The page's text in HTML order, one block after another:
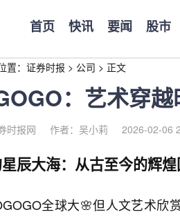
首页 快讯 要闻 股市
： 证券时报 > 公司 > 正文
：艺术穿
时报网 作者：吴小莉 2026-02-06
辰大海：从古至今的辉
全球大🌸但人文艺术欣